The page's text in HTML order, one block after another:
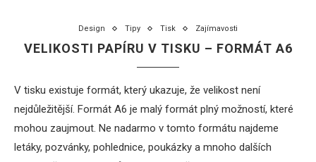
Design Tipy Tisk Zajímavosti
VELIKOSTI PAPÍRU V TISKU – FORMÁT A6
V tisku existuje formát, který ukazuje, že velikost není
nejdůležitější. Formát A6 je malý formát plný možností, které
mohou zaujmout. Ne nadarmo v tomto formátu najdeme
letáky, pozvánky, pohlednice, poukázky a mnoho dalších